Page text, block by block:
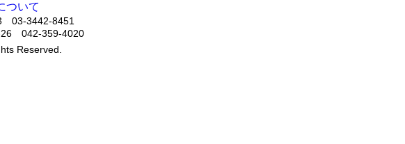
ついて
03-3442-8451
042-359-4020
Reserved.